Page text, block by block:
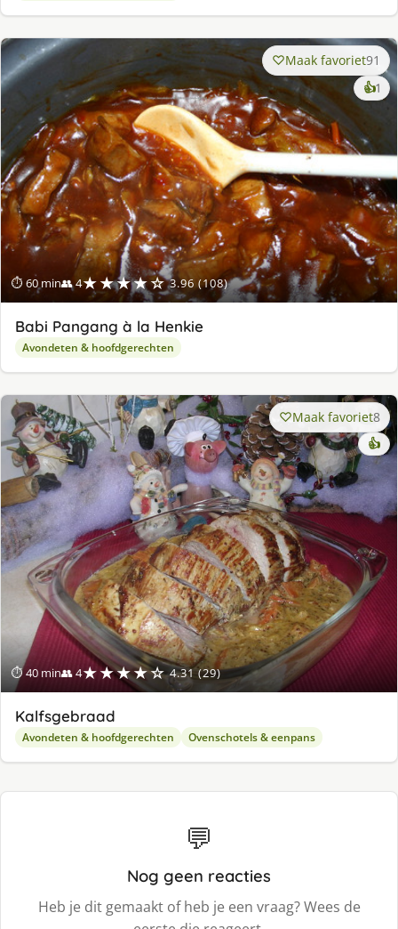
⏱ 60 min👥 4★★★★☆ 3.96 (108)
Maak favoriet91
👍1
Babi Pangang à la Henkie
Avondeten & hoofdgerechten
⏱ 40 min👥 4★★★★☆ 4.31 (29)
Maak favoriet8
👍
Kalfsgebraad
Avondeten & hoofdgerechten Ovenschotels & eenpans
💬
Nog geen reacties
Heb je dit gemaakt of heb je een vraag? Wees de